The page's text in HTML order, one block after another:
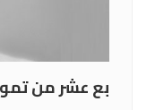
الرابع عشر من